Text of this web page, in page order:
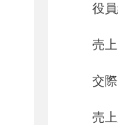
役
売上
交
売